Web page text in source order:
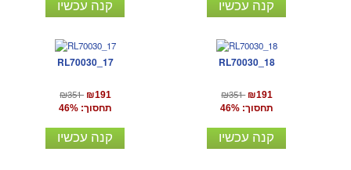
קנה עכשיו קנה עכשיו
RL70030_17
₪351 ₪191
תחסוך: 46%
קנה עכשיו
RL70030_18
₪351 ₪191
תחסוך: 46%
קנה עכשיו